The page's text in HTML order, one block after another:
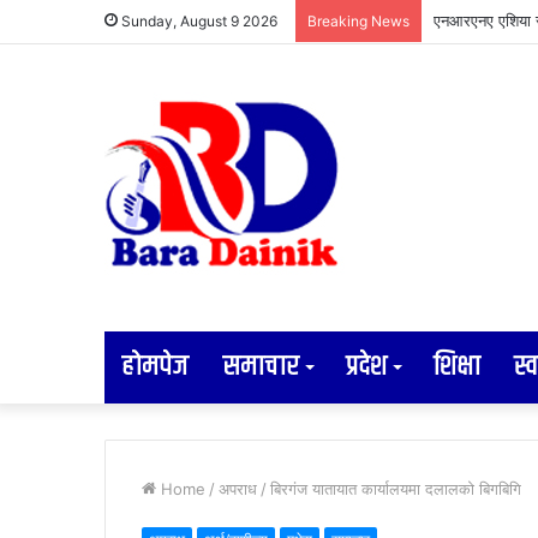
Sunday, August 9 2026 Breaking News
होमपेज समाचार प्रदेश शिक्षा
Home / अपराध / बिरगंज यातायात कार्यालयमा दलालको बिगबिगि